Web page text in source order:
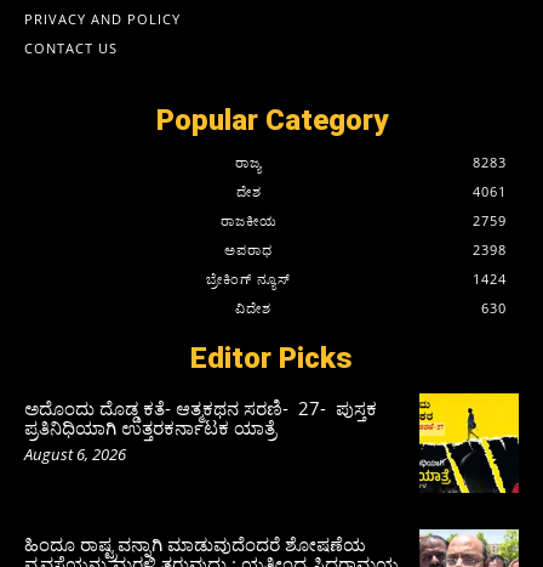
PRIVACY AND POLICY
CONTACT US
Popular Category
ರಾಜ್ಯ
8283
ದೇಶ
4061
ರಾಜಕೀಯ
2759
ಅಪರಾಧ
2398
ಬ್ರೇಕಿಂಗ್ ನ್ಯೂಸ್
1424
ವಿದೇಶ
630
Editor Picks
ಅದೊಂದು ದೊಡ್ಡ ಕತೆ- ಆತ್ಮಕಥನ ಸರಣಿ- 27- ಪುಸ್ತಕ
ಪ್ರತಿನಿಧಿಯಾಗಿ ಉತ್ತರಕರ್ನಾಟಕ ಯಾತ್ರೆ
August 6, 2026
ಹಿಂದೂ ರಾಷ್ಟ್ರವನ್ನಾಗಿ ಮಾಡುವುದೆಂದರೆ ಶೋಷಣೆಯ